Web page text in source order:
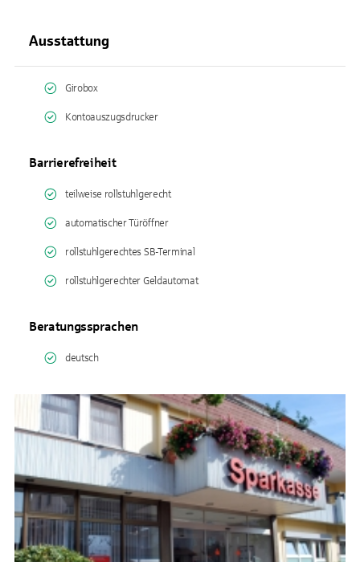
Ausstattung
Girobox
Kontoauszugsdrucker
Barrierefreiheit
teilweise rollstuhlgerecht
automatischer Türöffner
rollstuhlgerechtes SB-Terminal
rollstuhlgerechter Geldautomat
Beratungssprachen
deutsch